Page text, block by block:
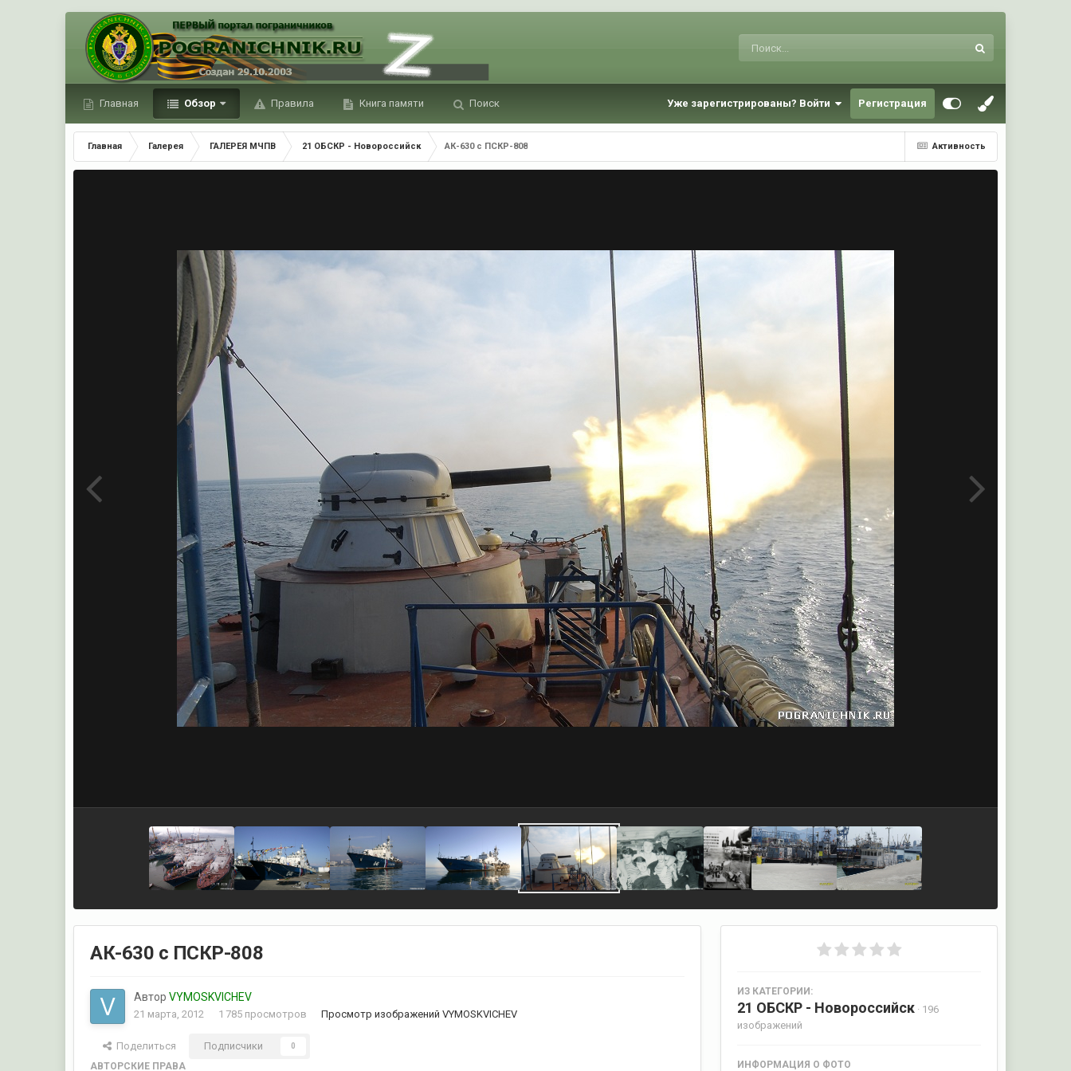
Главная Обзор Правила Книга памяти Поиск Уже зарегистрированы? Войти Регистрация
Активность
Главная Галерея ГАЛЕРЕЯ МЧПВ 21 ОБСКР - Новороссийск АК-630 с ПСКР-808
АК-630 с ПСКР-808
АвторVYMOSKVICHEV
21 марта, 2012 1 785 просмотров Просмотр изображений VYMOSKVICHEV
Поделиться Подписчики 0
АВТОРСКИЕ ПРАВА
ИЗ КАТЕГОРИИ:
21 ОБСКР - Новороссийск · 196
изображений
ИНФОРМАЦИЯ О ФОТО